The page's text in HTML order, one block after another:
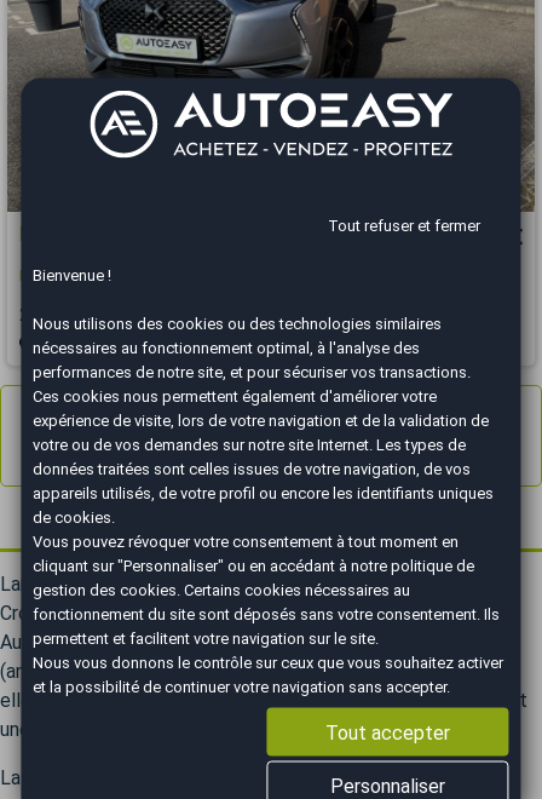
DS DS 3 Crossback 13 490 €
PureTech 130ch EAT 8 So Chic COURROIE OK
2020 55212 km ESSENCE Automatique
Colmar - 68920
Annonces1 à 7 sur 7
Résultats 1 - 7 sur 7.
DS 3 Crossback : un SUV premium au style unique
Lancée en 2018 et commercialisée dès 2019, la DS 3
Crossback est un SUV urbain haut de gamme conçu par DS
Automobiles, la marque premium du groupe Stellantis
(anciennement PSA). Succédant à la DS 3 (version citadine),
elle se distingue par un design audacieux, un confort soigné et
une technologie de pointe.
La DS 3 Crossback est proposée en plusieurs motorisations :
Tout refuser et fermer
Bienvenue !
Nous utilisons des cookies ou des technologies similaires
nécessaires au fonctionnement optimal, à l'analyse des
performances de notre site, et pour sécuriser vos transactions.
Ces cookies nous permettent également d'améliorer votre
expérience de visite, lors de votre navigation et de la validation de
votre ou de vos demandes sur notre site Internet. Les types de
données traitées sont celles issues de votre navigation, de vos
appareils utilisés, de votre profil ou encore les identifiants uniques
de cookies.
Vous pouvez révoquer votre consentement à tout moment en
cliquant sur "Personnaliser" ou en accédant à notrepolitique de
gestion des cookies . Certains cookies nécessaires au
fonctionnement du site sont déposés sans votre consentement. Ils
permettent et facilitent votre navigation sur le site.
Nous vous donnons le contrôle sur ceux que vous souhaitez activer
et la possibilité de continuer votre navigation sans accepter.
Tout accepter
Personnaliser